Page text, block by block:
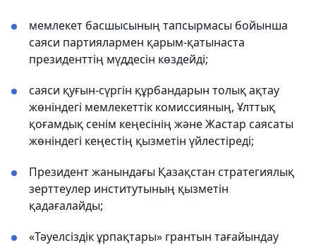
мемлекет басшысының тапсырмасы бойынша
саяси партиялармен қарым-қатынаста
президенттің мүддесін көздейді;
саяси қуғын-сүргін құрбандарын толық ақтау
жөніндегі мемлекеттік комиссияның, Ұлттық
қоғамдық сенім кеңесінің және Жастар саясаты
жөніндегі кеңестің қызметін үйлестіреді;
Президент жанындағы Қазақстан стратегиялық
зерттеулер институтының қызметін
қадағалайды;
«Тәуелсіздік ұрпақтары» грантын тағайындау